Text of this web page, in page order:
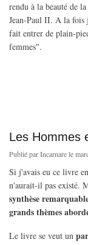
rendu à la beauté de
Jean-Paul II. A la fois
fait entrer de plain-
femmes".
Les Hommes
Publié parIncarnarele
Si j'avais eu ce livre
n'aurait-il pas existé.
synthèse
grands thèmes
Le livre se veut un